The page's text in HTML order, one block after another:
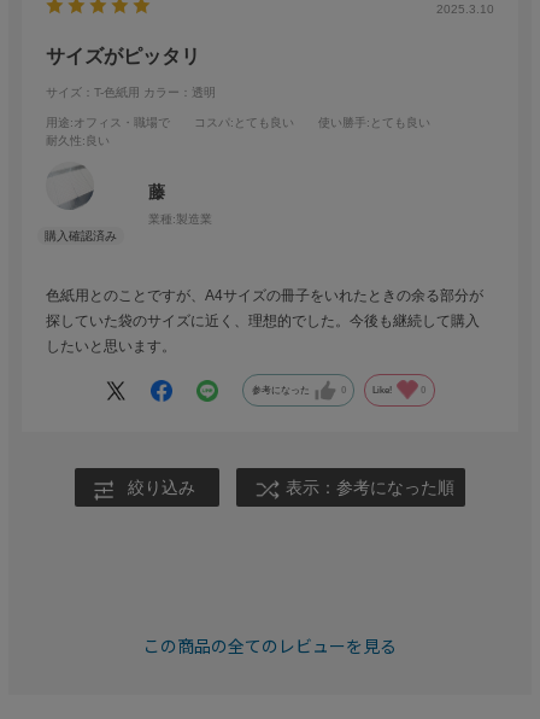
2025.3.10
サイズがピッタリ
サイズ：T-色紙用 カラー：透明
用途:オフィス・職場で コスパ:とても良い 使い勝手 :とても良い
耐久性:良い
藤
業種:製造業
色紙用とのことですが、A4サイズの冊子をいれたときの余る部分が
探していた袋のサイズに近く、理想的でした。今後も継続して購入
したいと思います。
参考になった 0 Like! 0
絞り込み 表示：参考になった順
この商品の全てのレビューを見る